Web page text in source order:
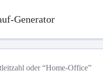
Generator